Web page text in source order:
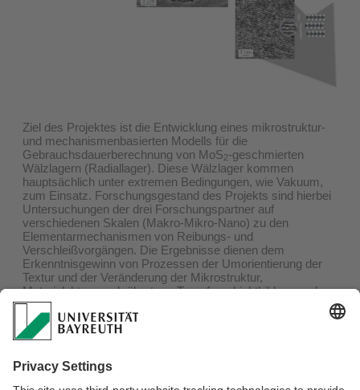
Ziel des Projektes ist die Entwicklung eines mikrostruktur-
und mechanismenbasierten Modells für die
Gebrauchsdauerberechnung von MoS2-geschmierten
Wälzlagern (Radiallager). Diese Wälzlager kommen
hauptsächlich unter extremen Bedingungen, wie Vakuum,
zum Einsatz. Forschungsgestand des Projekts sind hierbei
Untersuchungen der drei Forschungspartner auf
verschiedenen Skalen (Makro-Mikro-Nano) zu den
Elementarmechanismen von Reibungs- und
Verschleißvorgängen. Die Ergebnisse dienen dem
Erkenntnisgewinn von Prozessen der Umorientierung der
Textur und der Veränderung der Mikrostruktur,
Materialabtrag und -übertrag, Transferschichtbildung und
dem tatsächlich nutzbarem Schmierstoffvolumen in
Abhängigkeit intrinsischer (Mikrostruktur, Textur, Porosität)
und extrinsischer Faktoren (Substratrauheit,
bisher bekannte Gebrauchsdauermodell für
feststoffgeschmierte Wälzlager erweitert und der so
verallgemeinerte Berechnungsansatz durch